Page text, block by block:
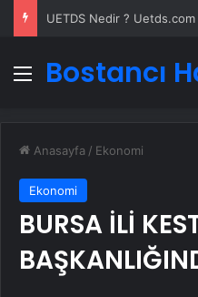
Menü
Bostancı
Anasayfa / Ekonomi
Ekonomi
BURSA İLİ